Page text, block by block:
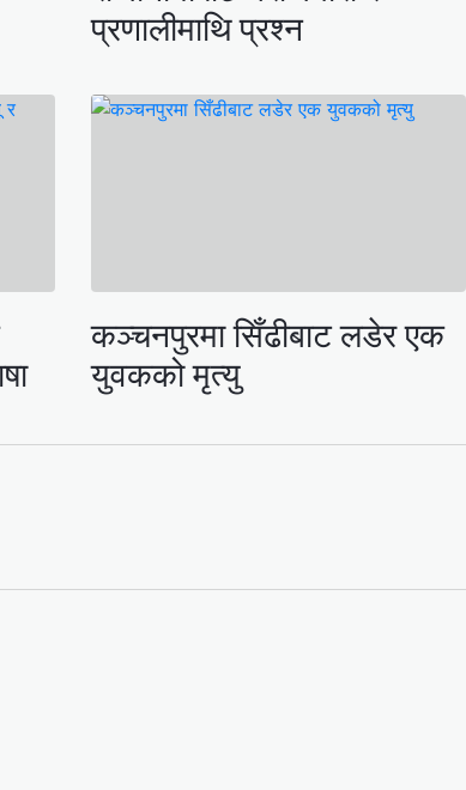
प्रणालीमाथि प्रश्न
कञ्चनपुरमा सिँढीबाट लडेर एक
युवकको मृत्यु